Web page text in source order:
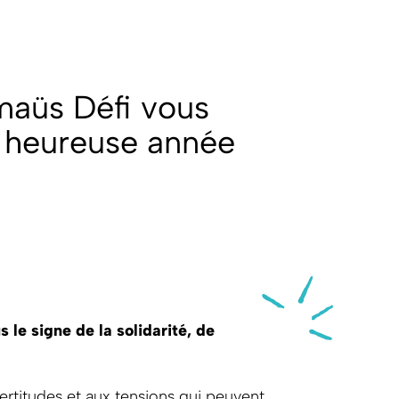
Défi vous
année
le signe de la solidarité, de